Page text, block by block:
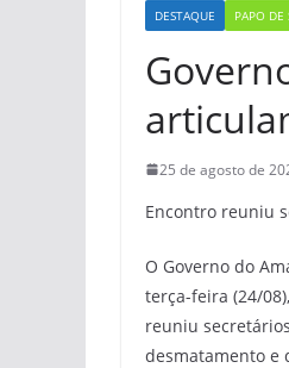
DESTAQUE PAPO DE
25 de agosto de
Encontro reuniu
O Governo do
terça-feira (24/
reuniu
desmatamento e